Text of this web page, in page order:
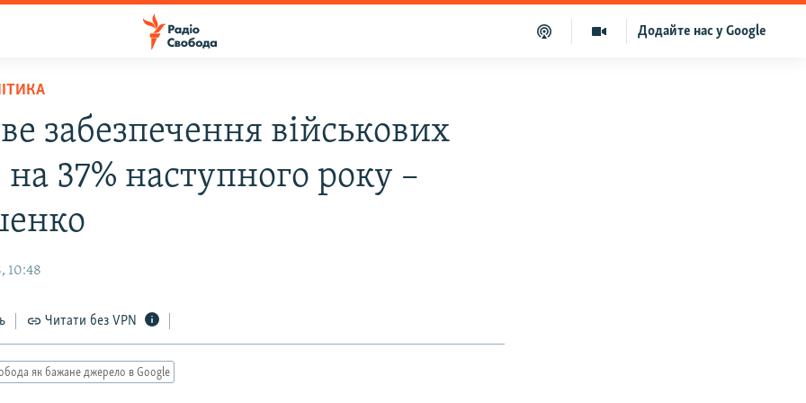
Додайте нас у Google
забезпечення військових
на 37% наступного року –
10:48
Читати без VPN
як бажане джерело в Google